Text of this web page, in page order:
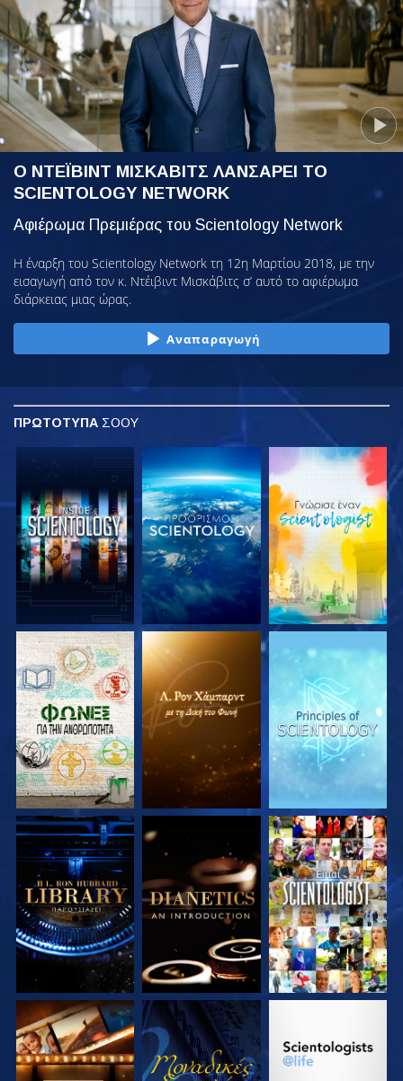
Ο ΝΤΕΪΒΙΝΤ ΜΙΣΚΑΒΙΤΣ ΛΑΝΣΑΡΕΙ ΤΟ
SCIENTOLOGY NETWORK
Αφιέρωμα Πρεμιέρας του Scientology Network
Η έναρξη του Scientology Network τη 12η Μαρτίου 2018, με την
εισαγωγή από τον κ. Ντέιβιντ Μισκάβιτς σ’ αυτό το αφιέρωμα
διάρκειας μιας ώρας.
Αναπαραγωγή
ΠΡΩΤΟΤΥΠΑ ΣΟΟΥ
ΕΞΕΡΕΥΝΗΣΤΕ ΤΗ
ΣΕΙΡΑ
ΕΞΕΡΕΥΝΗΣΤΕ ΤΗ
ΣΕΙΡΑ
ΕΞΕΡΕΥΝΗΣΤΕ ΤΗ
ΣΕΙΡΑ
ΕΞΕΡΕΥΝΗΣΤΕ ΤΗ
ΣΕΙΡΑ
ΕΞΕΡΕΥΝΗΣΤΕ ΤΗ
ΣΕΙΡΑ
ΠΑΡΑΚΟΛΟΥΘΗΣΤΕ
ΕΞΕΡΕΥΝΗΣΤΕ ΤΗ
ΣΕΙΡΑ
ΠΑΡΑΚΟΛΟΥΘΗΣΤΕ
ΕΞΕΡΕΥΝΗΣΤΕ ΤΗ